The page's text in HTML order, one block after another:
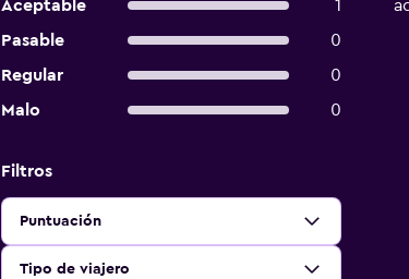
Aceptable
1
Pasable
0
Regular
0
Malo
0
Filtros
Puntuación
Tipo de viajero